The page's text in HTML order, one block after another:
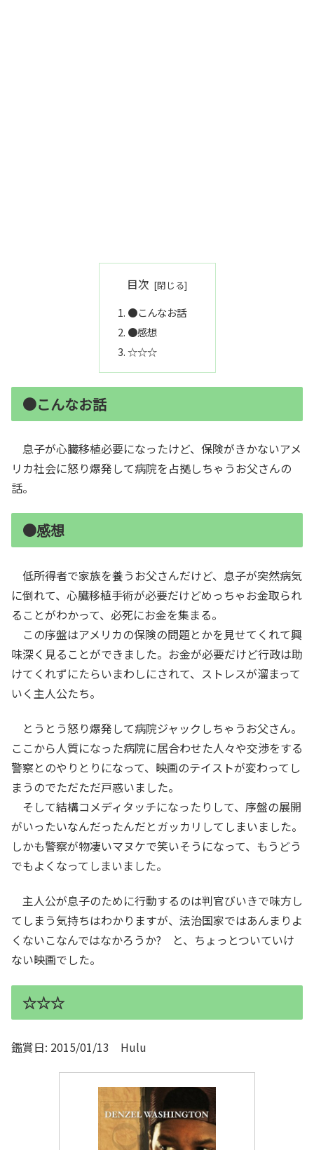
目次
●こんなお話
●感想
☆☆☆
●こんなお話
息子が心臓移植必要になったけど、保険がきかないアメ
リカ社会に怒り爆発して病院を占拠しちゃうお父さんの
話。
●感想
低所得者で家族を養うお父さんだけど、息子が突然病気
に倒れて、心臓移植手術が必要だけどめっちゃお金取られ
ることがわかって、必死にお金を集まる。
この序盤はアメリカの保険の問題とかを見せてくれて興
味深く見ることができました。お金が必要だけど行政は助
けてくれずにたらいまわしにされて、ストレスが溜まって
いく主人公たち。
とうとう怒り爆発して病院ジャックしちゃうお父さん。
ここから人質になった病院に居合わせた人々や交渉をする
警察とのやりとりになって、映画のテイストが変わってし
まうのでただただ戸惑いました。
そして結構コメディタッチになったりして、序盤の展開
がいったいなんだったんだとガッカリしてしまいました。
しかも警察が物凄いマヌケで笑いそうになって、もうどう
でもよくなってしまいました。
主人公が息子のために行動するのは判官びいきで味方し
てしまう気持ちはわかりますが、法治国家ではあんまりよ
くないこなんではなかろうか? と、ちょっとついていけ
ない映画でした。
☆☆☆
鑑賞日: 2015/01/13 Hulu